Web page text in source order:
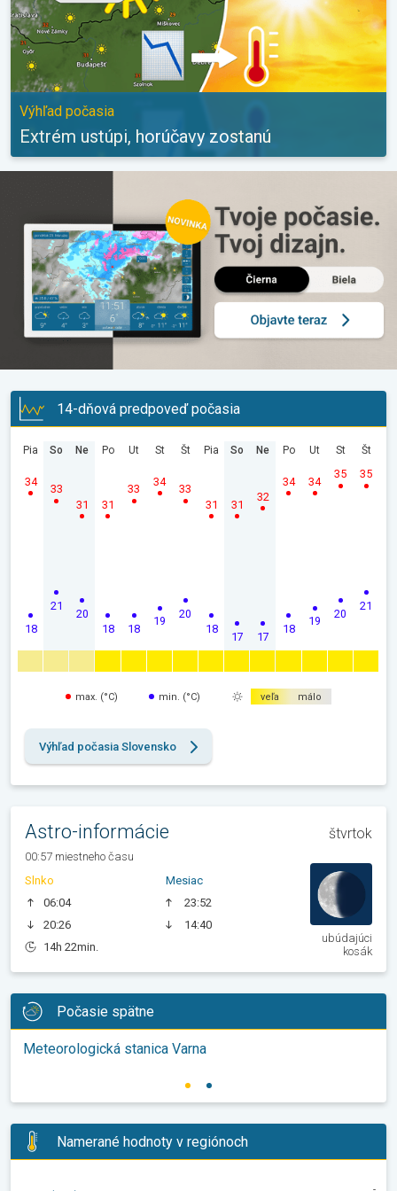
Výhľad počasia
Extrém ustúpi, horúčavy zostanú
14-dňová predpoveď počasia
Pia
18
34
So
21
33
Ne
20
31
Po
18
31
Ut
18
33
St
19
34
Št
20
33
Pia
18
31
So
17
31
Ne
17
32
Po
18
34
Ut
19
34
St
20
35
Št
21
35
max. (°C) min. (°C) veľa málo
Výhľad počasia Slovensko
Astro-informácie štvrtok
00:57 miestneho času
Slnko
06:04
20:26
14h 22min.
Mesiac
23:52
14:40
ubúdajúci
kosák
Počasie spätne
Meteorologická stanica Varna
Namerané hodnoty v regiónoch